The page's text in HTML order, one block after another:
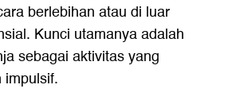
berlebihan atau di luar
Kunci utamanya adalah
sebagai aktivitas yang